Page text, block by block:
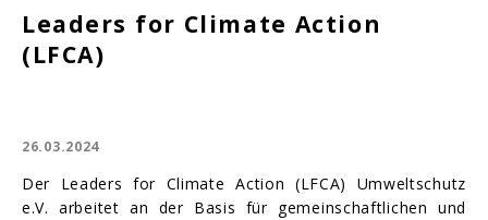
Leaders for Climate Action
(LFCA)
26.03.2024
Der Leaders for Climate Action (LFCA) Umweltschutz
e.V. arbeitet an der Basis für gemeinschaftlichen und